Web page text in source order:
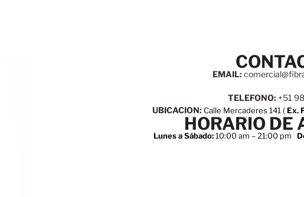
EMAIL:
TELEFONO: +51
UBICACION:Calle Mercaderes 141 (Ex.
HORARIO DE
Lunes a Sábado:10:00 am – 21:00 pm